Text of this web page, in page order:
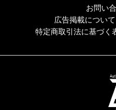
お問い
広告掲載について
特定商取引法に基づく